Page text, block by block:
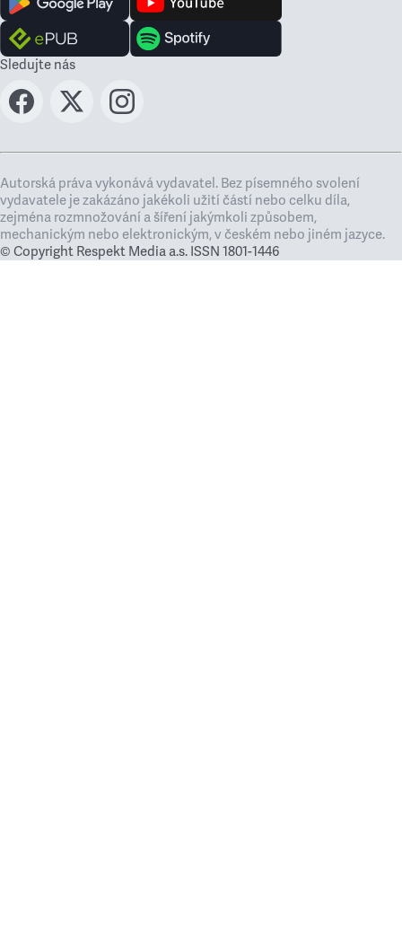
Sledujte nás
Autorská práva vykonává vydavatel. Bez písemného svolení
vydavatele je zakázáno jakékoli užití částí nebo celku díla,
zejména rozmnožování a šíření jakýmkoli způsobem,
mechanickým nebo elektronickým, v českém nebo jiném jazyce.
© Copyright Respekt Media a.s. ISSN 1801-1446